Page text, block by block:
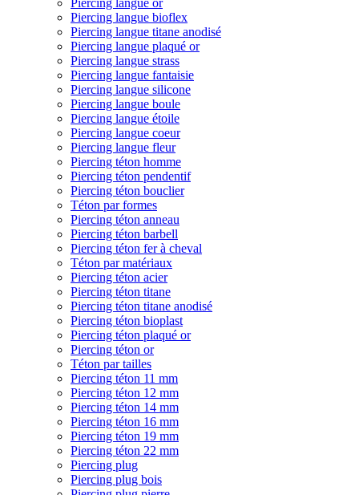
Piercing langue or
Piercing langue bioflex
Piercing langue titane anodisé
Piercing langue plaqué or
Piercing langue strass
Piercing langue fantaisie
Piercing langue silicone
Piercing langue boule
Piercing langue étoile
Piercing langue coeur
Piercing langue fleur
Piercing téton homme
Piercing téton pendentif
Piercing téton bouclier
Téton par formes
Piercing téton anneau
Piercing téton barbell
Piercing téton fer à cheval
Téton par matériaux
Piercing téton acier
Piercing téton titane
Piercing téton titane anodisé
Piercing téton bioplast
Piercing téton plaqué or
Piercing téton or
Téton par tailles
Piercing téton 11 mm
Piercing téton 12 mm
Piercing téton 14 mm
Piercing téton 16 mm
Piercing téton 19 mm
Piercing téton 22 mm
Piercing plug
Piercing plug bois